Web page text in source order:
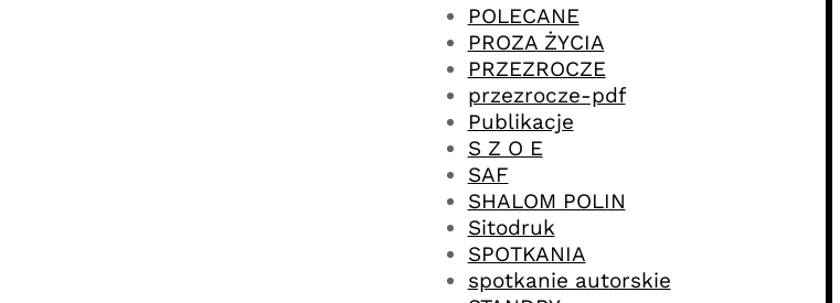
POLECANE
PROZA ŻYCIA
PRZEZROCZE
przezrocze-pdf
Publikacje
S Z O E
SAF
SHALOM POLIN
Sitodruk
SPOTKANIA
spotkanie autorskie